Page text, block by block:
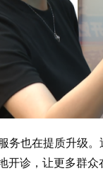
务也在提质升级
诊，让更多群众